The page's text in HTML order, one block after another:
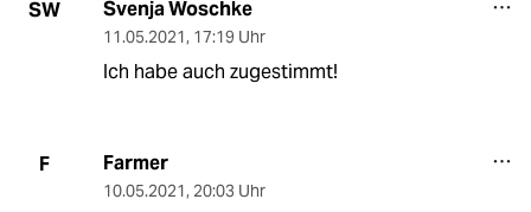
SW Svenja Woschke
11.05.2021, 17:19 Uhr
Ich habe auch zugestimmt!
F Farmer
10.05.2021, 20:03 Uhr